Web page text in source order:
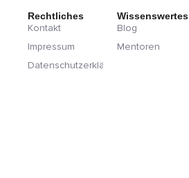
Rechtliches
Kontakt
Impressum
Datenschutzerklärung
Wissenswertes
Blog
Mentoren